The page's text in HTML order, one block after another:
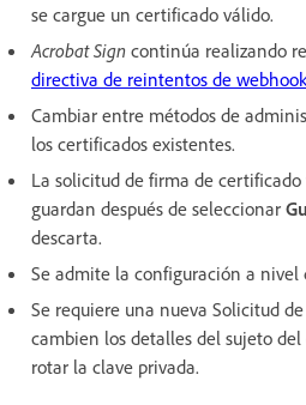
se cargue un certificado válido.
Acrobat Sign continúa realizando
directiva de reintentos de
Cambiar entre métodos de
los certificados existentes.
La solicitud de firma de
guardan después de seleccionar
descarta.
Se admite la configuración a nivel
Se requiere una nueva Solicitud
cambien los detalles del sujeto
rotar la clave privada.